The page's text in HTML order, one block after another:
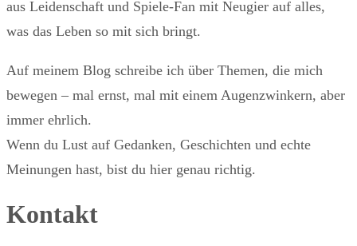
aus Leidenschaft und Spiele-Fan mit Neugier auf alles,
was das Leben so mit sich bringt.
Auf meinem Blog schreibe ich über Themen, die mich
bewegen – mal ernst, mal mit einem Augenzwinkern, aber
immer ehrlich.
Wenn du Lust auf Gedanken, Geschichten und echte
Meinungen hast, bist du hier genau richtig.
Kontakt